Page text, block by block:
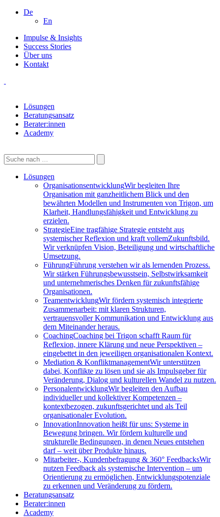
De
En
Impulse & Insights
Success Stories
Über uns
Kontakt
Lösungen
Beratungsansatz
Berater:innen
Academy
Lösungen
OrganisationsentwicklungWir begleiten Ihre
Organisation mit ganzheitlichem Blick und den
bewährten Modellen und Instrumenten von Trigon, um
Klarheit, Handlungsfähigkeit und Entwicklung zu
erzielen.
StrategieEine tragfähige Strategie entsteht aus
systemischer Reflexion und kraft vollemZukunftsbild.
Wir verknüpfen Vision, Beteiligung und wirtschaftliche
Umsetzung.
FührungFührung verstehen wir als lernenden Prozess.
Wir stärken Führungsbewusstsein, Selbstwirksamkeit
und unternehmerisches Denken für zukunftsfähige
Organisationen.
TeamentwicklungWir fördern systemisch integrierte
Zusammenarbeit: mit klaren Strukturen,
vertrauensvoller Kommunikation und Entwicklung aus
dem Miteinander heraus.
CoachingCoaching bei Trigon schafft Raum für
Reflexion, innere Klärung und neue Perspektiven –
eingebettet in den jeweiligen organisationalen Kontext.
Mediation & KonfliktmanagementWir unterstützen
dabei, Konflikte zu lösen und sie als Impulsgeber für
Veränderung, Dialog und kulturellen Wandel zu nutzen.
PersonalentwicklungWir begleiten den Aufbau
individueller und kollektiver Kompetenzen –
kontextbezogen, zukunftsgerichtet und als Teil
organisationaler Evolution.
InnovationInnovation heißt für uns: Systeme in
Bewegung bringen. Wir fördern kulturelle und
strukturelle Bedingungen, in denen Neues entstehen
darf – weit über Produkte hinaus.
Mitarbeiter-, Kundenbefragung & 360° FeedbacksWir
nutzen Feedback als systemische Intervention – um
Orientierung zu ermöglichen, Entwicklungspotenziale
zu erkennen und Veränderung zu fördern.
Beratungsansatz
Berater:innen
Academy